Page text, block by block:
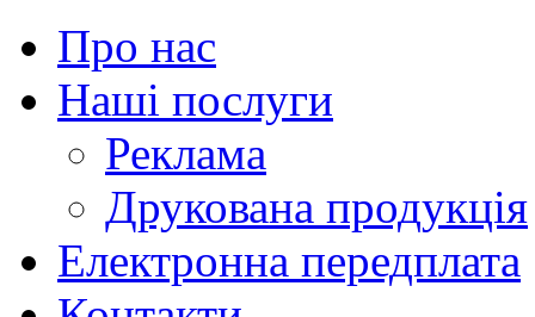
Про нас
Наші послуги
Реклама
Друкована продукція
Електронна передплата